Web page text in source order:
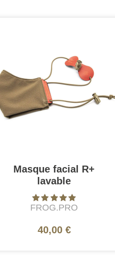
Masque facial R+
lavable
FROG.PRO
40,00 €